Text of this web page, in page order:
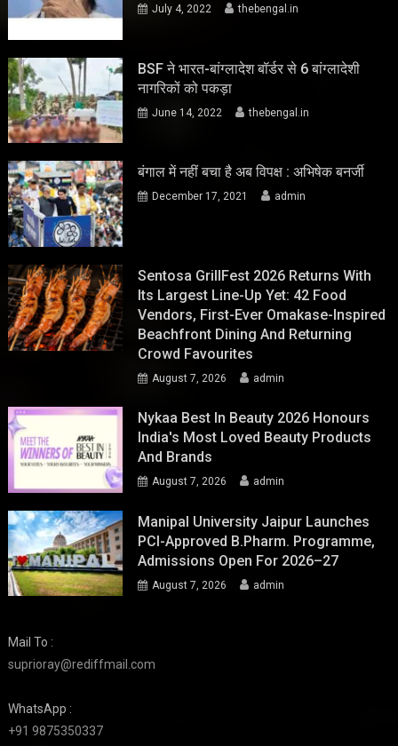
July 4, 2022 thebengal.in
BSF ने भारत-बांग्लादेश बॉर्डर से 6 बांग्लादेशी
नागरिकों को पकड़ा
June 14, 2022 thebengal.in
बंगाल में नहीं बचा है अब विपक्ष : अभिषेक बनर्जी
December 17, 2021 admin
Sentosa GrillFest 2026 Returns With
Its Largest Line-Up Yet: 42 Food
Vendors, First-Ever Omakase-Inspired
Beachfront Dining And Returning
Crowd Favourites
August 7, 2026 admin
Nykaa Best In Beauty 2026 Honours
India's Most Loved Beauty Products
And Brands
August 7, 2026 admin
Manipal University Jaipur Launches
PCI-Approved B.Pharm. Programme,
Admissions Open For 2026–27
August 7, 2026 admin
Mail To :
suprioray@rediffmail.com
WhatsApp :
+91 9875350337